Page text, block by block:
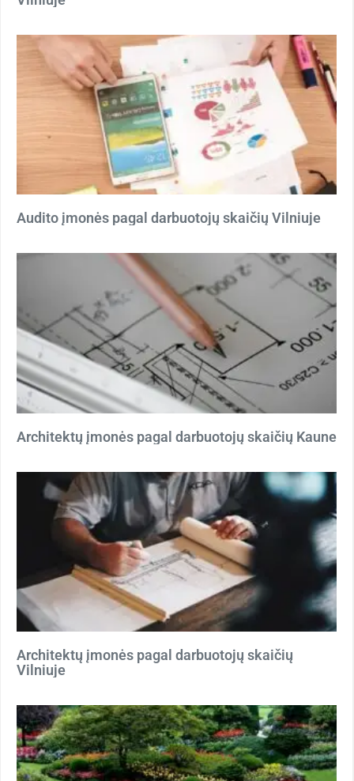
Audito įmonės pagal darbuotojų skaičių Vilniuje
Architektų įmonės pagal darbuotojų skaičių Kaune
Architektų įmonės pagal darbuotojų skaičių
Vilniuje